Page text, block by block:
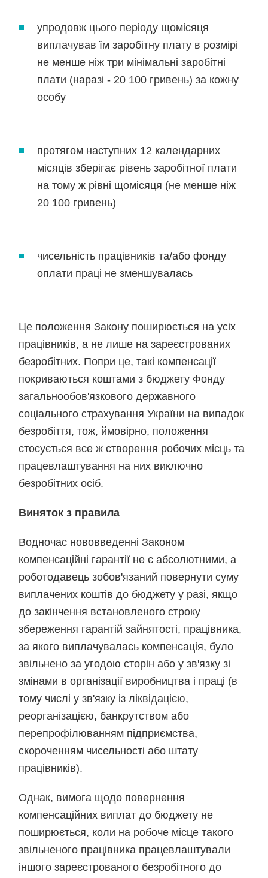
упродовж цього періоду щомісяця
виплачував їм заробітну плату в розмірі
не менше ніж три мінімальні заробітні
плати (наразі - 20 100 гривень) за кожну
особу
протягом наступних 12 календарних
місяців зберігає рівень заробітної плати
на тому ж рівні щомісяця (не менше ніж
20 100 гривень)
чисельність працівників та/або фонду
оплати праці не зменшувалась
Це положення Закону поширюється на усіх
працівників, а не лише на зареєстрованих
безробітних. Попри це, такі компенсації
покриваються коштами з бюджету Фонду
загальнообов'язкового державного
соціального страхування України на випадок
безробіття, тож, ймовірно, положення
стосується все ж створення робочих місць та
працевлаштування на них виключно
безробітних осіб.
Виняток з правила
Водночас нововведенні Законом
компенсаційні гарантії не є абсолютними, а
роботодавець зобов'язаний повернути суму
виплачених коштів до бюджету у разі, якщо
до закінчення встановленого строку
збереження гарантій зайнятості, працівника,
за якого виплачувалась компенсація, було
звільнено за угодою сторін або у зв'язку зі
змінами в організації виробництва і праці (в
тому числі у зв'язку із ліквідацією,
реорганізацією, банкрутством або
перепрофілюванням підприємства,
скороченням чисельності або штату
працівників).
Однак, вимога щодо повернення
компенсаційних виплат до бюджету не
поширюється, коли на робоче місце такого
звільненого працівника працевлаштували
іншого зареєстрованого безробітного до